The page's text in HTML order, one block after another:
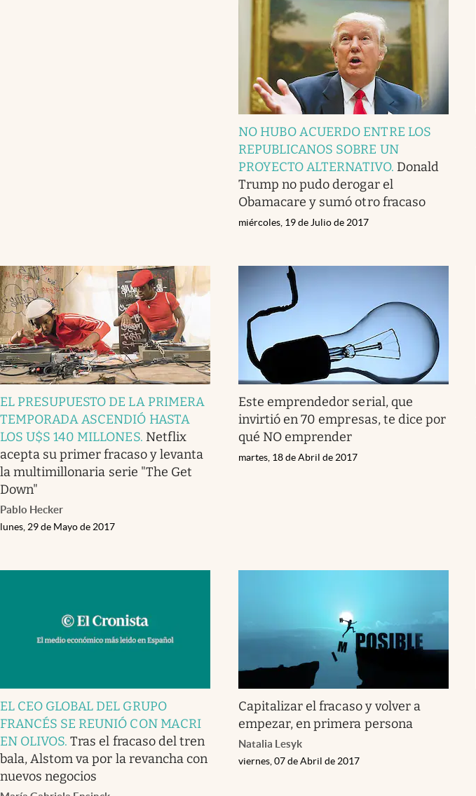
NO HUBO ACUERDO ENTRE LOS
REPUBLICANOS SOBRE UN
PROYECTO ALTERNATIVO. Donald
Trump no pudo derogar el
Obamacare y sumó otro fracaso
miércoles, 19 de Julio de 2017
EL PRESUPUESTO DE LA PRIMERA
TEMPORADA ASCENDIÓ HASTA
LOS U$S 140 MILLONES. Netflix
acepta su primer fracaso y levanta
la multimillonaria serie "The Get
Down"
Pablo Hecker
lunes, 29 de Mayo de 2017
Este emprendedor serial, que
invirtió en 70 empresas, te dice por
qué NO emprender
martes, 18 de Abril de 2017
EL CEO GLOBAL DEL GRUPO
FRANCÉS SE REUNIÓ CON MACRI
EN OLIVOS.Tras el fracaso del tren
bala, Alstom va por la revancha con
nuevos negocios
Capitalizar el fracaso y volver a
empezar, en primera persona
Natalia Lesyk
viernes, 07 de Abril de 2017